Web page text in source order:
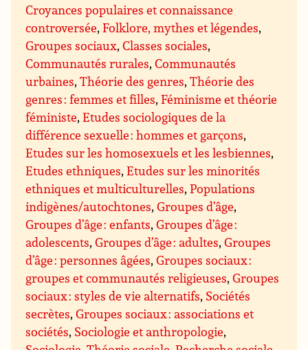
Croyances populaires et connaissance
controversée,Folklore, mythes et légendes,
Groupes sociaux,Classes sociales,
Communautés rurales,Communautés
urbaines,Théorie des genres,Théorie des
genres : femmes et filles,Féminisme et théorie
féministe,Etudes sociologiques de la
différence sexuelle : hommes et garçons,
Etudes sur les homosexuels et les lesbiennes,
Etudes ethniques,Etudes sur les minorités
ethniques et multiculturelles,Populations
indigènes/autochtones,Groupes d’âge,
Groupes d’âge : enfants,Groupes d’âge :
adolescents,Groupes d’âge : adultes,Groupes
d’âge : personnes âgées,Groupes sociaux :
groupes et communautés religieuses,Groupes
sociaux : styles de vie alternatifs, Sociétés
secrètes,Groupes sociaux : associations et
sociétés, Sociologie et anthropologie,